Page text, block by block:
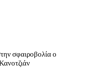
σφαιροβολία ο